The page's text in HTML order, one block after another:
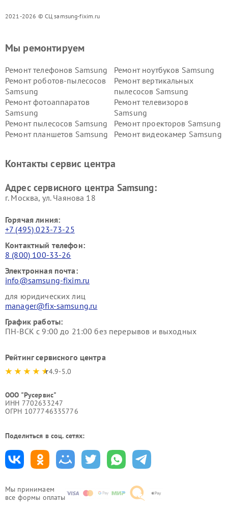
2021-2026 © СЦ samsung-fixim.ru
Мы принимаем
все формы оплаты
Мы ремонтируем
Ремонт телефонов Samsung
Ремонт ноутбуков Samsung
Ремонт роботов-пылесосов
Samsung
Ремонт вертикальных
пылесосов Samsung
Ремонт фотоаппаратов
Samsung
Ремонт телевизоров
Samsung
Ремонт пылесосов Samsung
Ремонт проекторов Samsung
Ремонт планшетов Samsung
Ремонт видеокамер Samsung
Контакты сервис центра
Адрес сервисного центра Samsung:
г. Москва, ул. Чаянова 18
Горячая линия:
+7 (495) 023-73-25
Контактный телефон:
8 (800) 100-33-26
Электронная почта:
info@samsung-fixim.ru
для юридических лиц
manager@fix-samsung.ru
График работы:
ПН-ВСК с 9:00 до 21:00 без перерывов и выходных
Рейтинг сервисного центра
4.9-5.0
ООО "Русервис"
ИНН 7702633247
ОГРН 1077746335776
Поделиться в соц. сетях: